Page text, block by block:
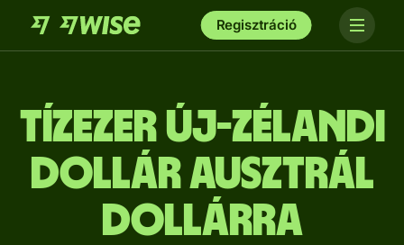
Regisztráció
tíz­ezer új-zélandi
dollár ausztrál
dollárra